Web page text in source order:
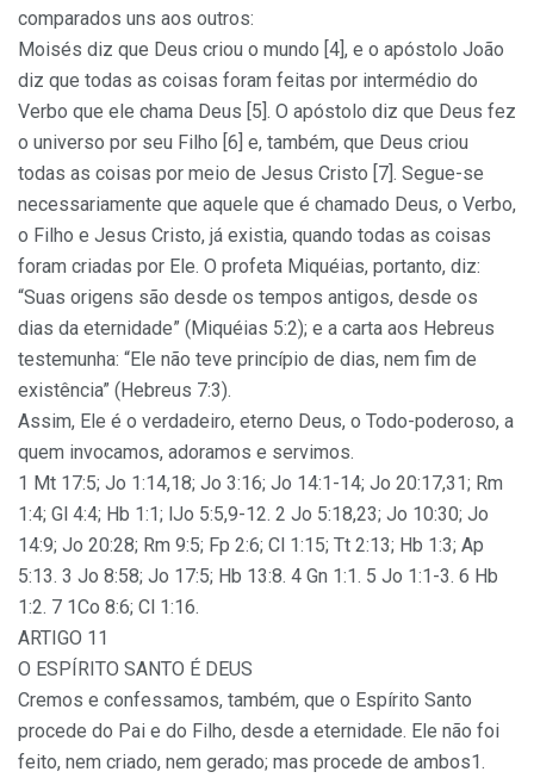
comparados uns aos outros:
Moisés diz que Deus criou o mundo [4], e o apóstolo João
diz que todas as coisas foram feitas por intermédio do
Verbo que ele chama Deus [5]. O apóstolo diz que Deus fez
o universo por seu Filho [6] e, também, que Deus criou
todas as coisas por meio de Jesus Cristo [7]. Segue-se
necessariamente que aquele que é chamado Deus, o Verbo,
o Filho e Jesus Cristo, já existia, quando todas as coisas
foram criadas por Ele. O profeta Miquéias, portanto, diz:
“Suas origens são desde os tempos antigos, desde os
dias da eternidade” (Miquéias 5:2); e a carta aos Hebreus
testemunha: “Ele não teve princípio de dias, nem fim de
existência” (Hebreus 7:3).
Assim, Ele é o verdadeiro, eterno Deus, o Todo-poderoso, a
quem invocamos, adoramos e servimos.
1 Mt 17:5; Jo 1:14,18; Jo 3:16; Jo 14:1-14; Jo 20:17,31; Rm
1:4; Gl 4:4; Hb 1:1; lJo 5:5,9-12. 2 Jo 5:18,23; Jo 10:30; Jo
14:9; Jo 20:28; Rm 9:5; Fp 2:6; Cl 1:15; Tt 2:13; Hb 1:3; Ap
5:13. 3 Jo 8:58; Jo 17:5; Hb 13:8. 4 Gn 1:1. 5 Jo 1:1-3. 6 Hb
1:2. 7 1Co 8:6; Cl 1:16.
ARTIGO 11
O ESPÍRITO SANTO É DEUS
Cremos e confessamos, também, que o Espírito Santo
procede do Pai e do Filho, desde a eternidade. Ele não foi
feito, nem criado, nem gerado; mas procede de ambos1.